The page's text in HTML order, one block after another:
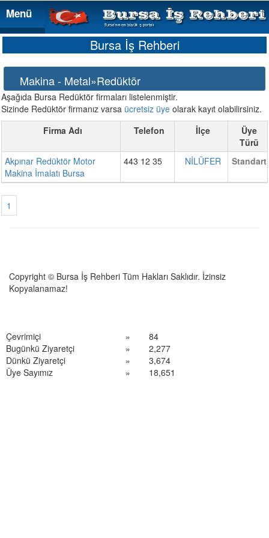
Menü
Menü
Bursa İş Rehberi
Makina - Metal»Redüktör
Aşağıda Bursa Redüktör firmaları listelenmiştir.
Sizinde Redüktör firmanız varsa ücretsiz üye olarak kayıt olabilirsiniz.
Firma Adı
Telefon İlçe
Üye
Türü
Akpınar Redüktör Motor
Makina İmalatı Bursa
443 12 35 NİLÜFER Standart
1
Copyright © Bursa İş Rehberi Tüm Hakları Saklıdır. İzinsiz
Kopyalanamaz!
Çevrimiçi »
84
Bugünkü Ziyaretçi
»
2,277
Dünkü Ziyaretçi
»
3,674
Üye Sayımız
» 18,651